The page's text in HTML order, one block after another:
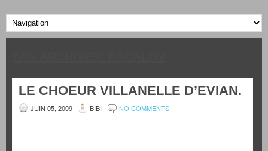
LE CHOEUR VILLANELLE D’EVIAN.
JUIN 05, 2009 BIBI NO COMMENTS